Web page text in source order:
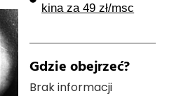
kina za 49 zł/msc
Gdzie obejrzeć?
Brak informacji